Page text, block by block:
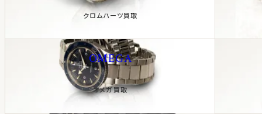
クロムハーツ買取
OMEGA
オメガ買取